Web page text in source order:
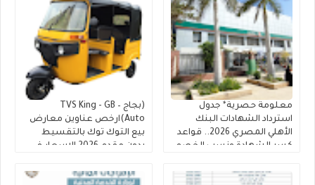
معلومة حصرية* جدول
استرداد الشهادات البنك
الأهلي المصري 2026.. قواعد
كسر الشهادة ونسب الخصم
(بجاج – TVS King - GB
Auto)ارخص عناوين معارض
بيع التوك توك بالتقسيط
بدون مقدم 2026 الاسعار في